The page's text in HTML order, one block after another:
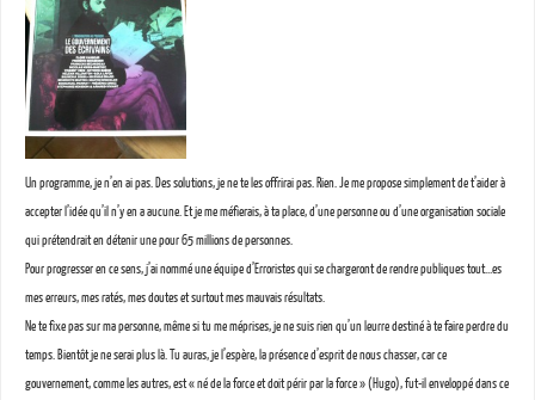
Un programme, je n’en ai pas. Des solutions, je ne te les offrirai pas. Rien. Je me propose simplement de t’aider à
accepter l’idée qu’il n’y en a aucune. Et je me méfierais, à ta place, d’une personne ou d’une organisation sociale
qui prétendrait en détenir une pour 65 millions de personnes.
Pour progresser en ce sens, j’ai nommé une équipe d’Erroristes qui se chargeront de rendre publiques tout…es
mes erreurs, mes ratés, mes doutes et surtout mes mauvais résultats.
Ne te fixe pas sur ma personne, même si tu me méprises, je ne suis rien qu’un leurre destiné à te faire perdre du
temps. Bientôt je ne serai plus là. Tu auras, je l’espère, la présence d’esprit de nous chasser, car ce
gouvernement, comme les autres, est « né de la force et doit périr par la force » (Hugo), fut-il enveloppé dans ce